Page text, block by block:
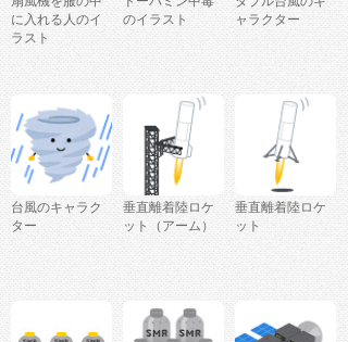
に入れる人のイ
ラスト
のイラスト
ャラクター
台風のキャラク
ター
垂直離着陸ロケ
ット（アーム）
垂直離着陸ロケ
ット